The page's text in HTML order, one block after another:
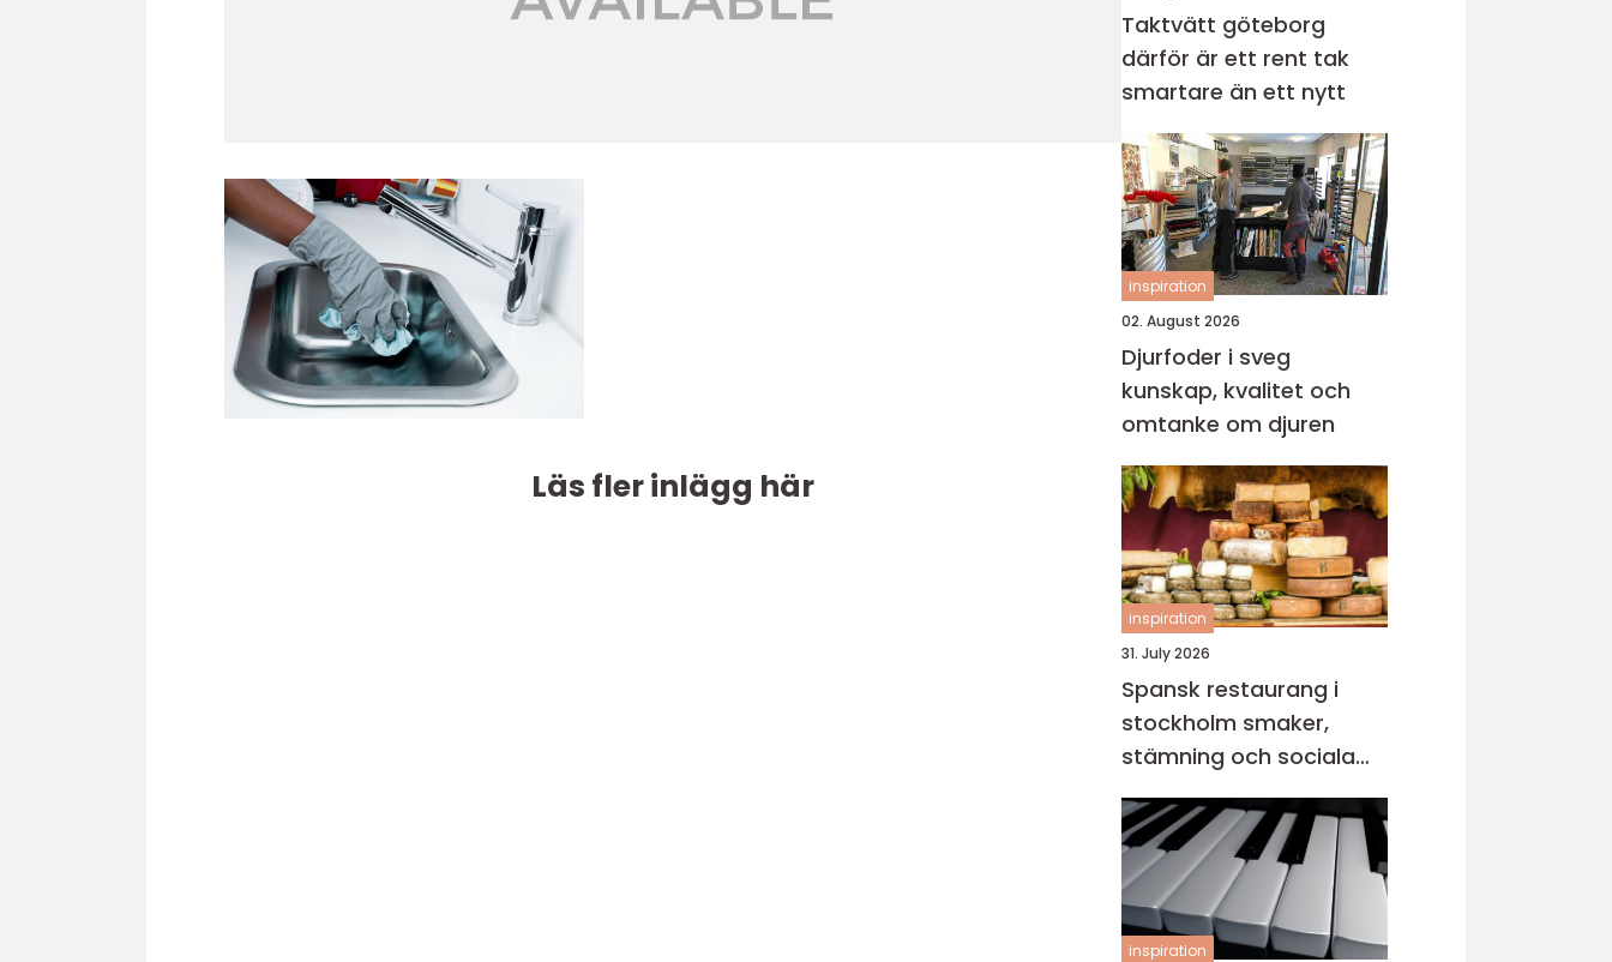
Läs fler inlägg här
Taktvätt göteborg
därför är ett rent tak
smartare än ett nytt
inspiration
02. August 2026
Djurfoder i sveg
kunskap, kvalitet och
omtanke om djuren
inspiration
31. July 2026
Spansk restaurang i
stockholm smaker,
stämning och sociala
middagar
inspiration